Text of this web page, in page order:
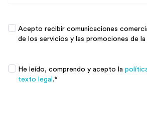
Promociones*
Acepto recibir comunicaciones
de los servicios y las promociones de la
Promociones*
He leído, comprendo y acepto la
texto legal .*